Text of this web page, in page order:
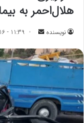
هلال‌احمر به
نویسنده
س
ا
ب
ه
ا
11:39 - 1405/04/16